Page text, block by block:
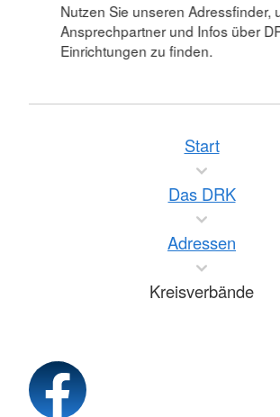
Nutzen Sie unseren Adressfinder,
Ansprechpartner und Infos über
Einrichtungen zu finden.
Start
Das DRK
Adressen
Kreisverbände